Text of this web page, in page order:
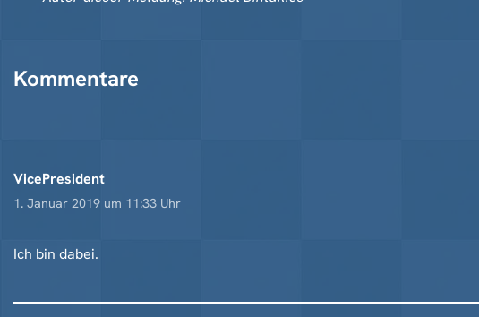
Kommentare
VicePresident
1. Januar 2019 um 11:33 Uhr
Ich bin dabei.